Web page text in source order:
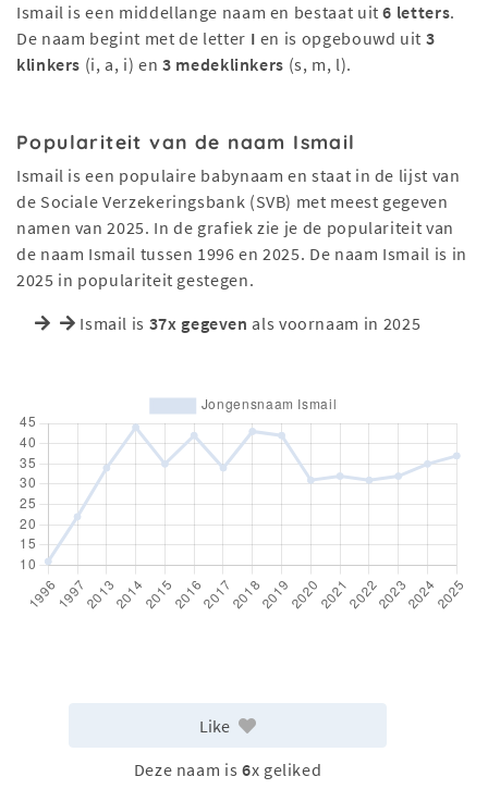
Ismail is een middellange naam en bestaat uit6 letters.
De naam begint met de letter I en is opgebouwd uit 3
klinkers (i, a, i) en3 medeklinkers (s, m, l).
Populariteit van de naam Ismail
Ismail is een populaire babynaam en staat in de lijst van
de Sociale Verzekeringsbank (SVB) met meest gegeven
namen van 2025. In de grafiek zie je de populariteit van
de naam Ismail tussen 1996 en 2025. De naam Ismail is in
2025 in populariteit gestegen.
Ismail is 37x gegeven als voornaam in 2025
Like
Deze naam is 6x geliked